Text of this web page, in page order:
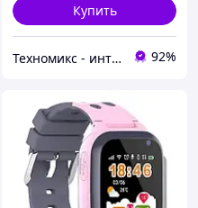
Купить
Техномикс - интернет - магазин качественной техники, электроники и других товаров для дома и работы 92%